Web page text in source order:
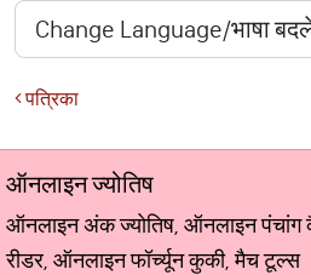
पत्रिका
ऑनलाइन ज्योतिष
ऑनलाइन अंक ज्योतिष, ऑनलाइन पंचांग
रीडर, ऑनलाइन फॉर्च्यून कुकी, मैच टूल्स